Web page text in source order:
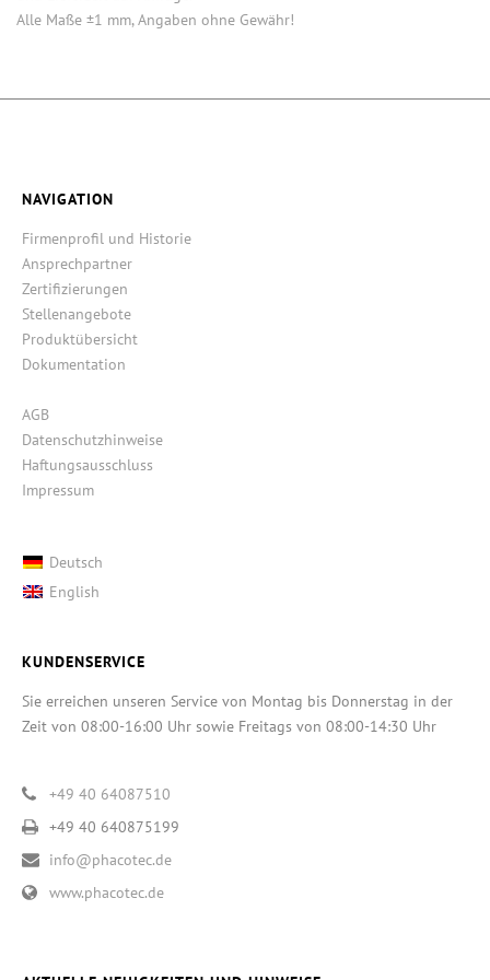
Alle Maße ±1 mm, Angaben ohne Gewähr!
NAVIGATION
Firmenprofil und Historie
Ansprechpartner
Zertifizierungen
Stellenangebote
Produktübersicht
Dokumentation
AGB
Datenschutzhinweise
Haftungsausschluss
Impressum
Deutsch
English
KUNDENSERVICE
Sie erreichen unseren Service von Montag bis Donnerstag in der
Zeit von 08:00-16:00 Uhr sowie Freitags von 08:00-14:30 Uhr
+49 40 64087510
+49 40 640875199
info@phacotec.de
www.phacotec.de